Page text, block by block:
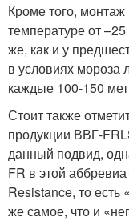
Кроме того, монтаж
температуре от
же, как и у
в условиях мороза
каждые 100-150
Стоит также
продукции ВВГ-
данный подвид,
FR в этой
Resistance, то есть
же самое, что и